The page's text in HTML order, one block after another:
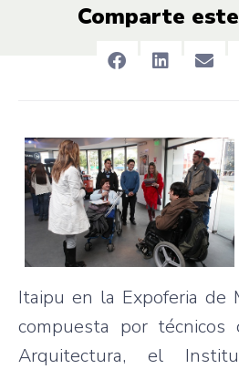
Comparte
Itaipu en la Expoferia de
compuesta por técnicos
Arquitectura, el